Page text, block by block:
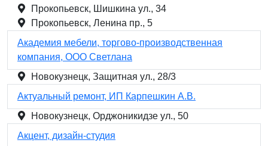
Прокопьевск, Шишкина ул., 34
Прокопьевск, Ленина пр., 5
Академия мебели, торгово-производственная
компания, ООО Светлана
Новокузнецк, Защитная ул., 28/3
Актуальный ремонт, ИП Карпешкин А.В.
Новокузнецк, Орджоникидзе ул., 50
Акцент, дизайн-студия